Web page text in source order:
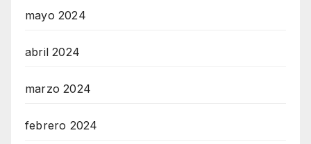
mayo 2024
abril 2024
marzo 2024
febrero 2024